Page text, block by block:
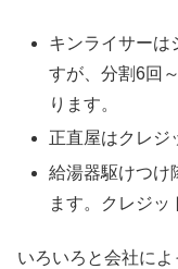
キンライサーは
すが、分割6回
ります。
正直屋はクレジ
給湯器駆けつけ
ます。クレジッ
いろいろと会社に